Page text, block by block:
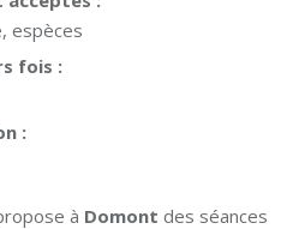
espèces
fois :
:
à Domont des séances